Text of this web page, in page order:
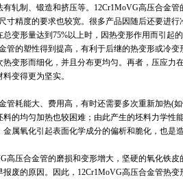
轧制、锻造和挤压等。12Cr1MoVG高压合金管
寸精度的要求也较宽。很多产品因随后还要进
变形量达到75%以上时，因热变形作用而引起
管的塑性得到提高，有利于后继的热变形或冷
变形而细化，并且分布更均匀。再者，压应力
变得更为坚实。
管耗能大、费用高，有时还需要多次重新加热(
的均匀加热也较困难；由此产生的坯料力学性
属氧化引起表面化学成分的偏析和脆化，也是
高压合金管的磨损和变形增大，坚硬的氧化铁
废的原因。因此，12Cr1MoVG高压合金管热